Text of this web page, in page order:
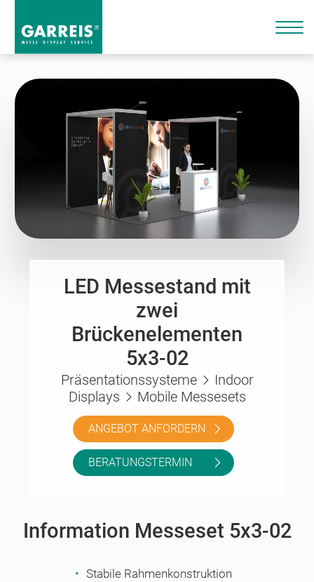
LED Messestand mit
zwei
Brückenelementen
5x3-02
Präsentationssysteme
Indoor
Displays
Mobile Messesets
ANGEBOT ANFORDERN
BERATUNGSTERMIN
Information Messeset 5x3-02
Stabile Rahmenkonstruktion